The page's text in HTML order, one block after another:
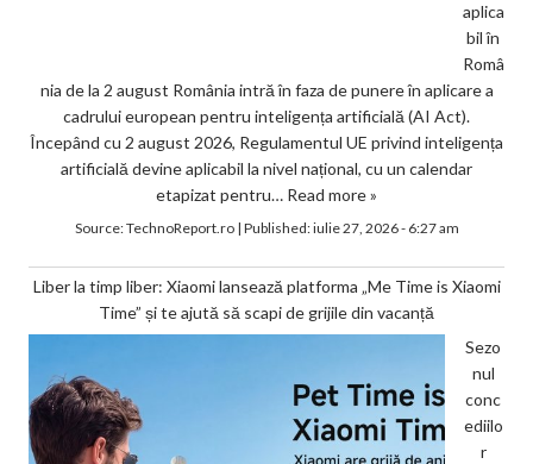
aplica
bil în
Româ
nia de la 2 august România intră în faza de punere în aplicare a
cadrului european pentru inteligența artificială (AI Act).
Începând cu 2 august 2026, Regulamentul UE privind inteligența
artificială devine aplicabil la nivel național, cu un calendar
etapizat pentru… Read more »
Source:TechnoReport.ro| Published:iulie 27, 2026 - 6:27 am
Liber la timp liber: Xiaomi lansează platforma „Me Time is Xiaomi
Time” și te ajută să scapi de grijile din vacanță
Sezo
nul
conc
ediilo
r